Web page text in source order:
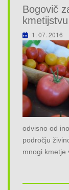
Bogovič
kmetijstvu
1. 07. 2016
odvisno od
področju
mnogi kmetje